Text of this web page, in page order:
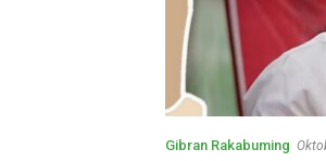
Gibran Rakabuming